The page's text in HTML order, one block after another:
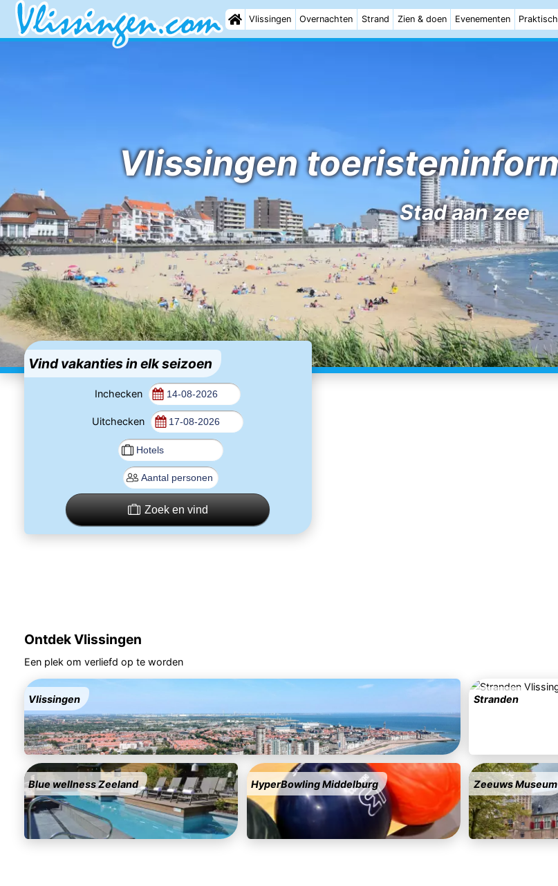
Vlissingen Overnachten Strand Zien & doen Evenementen Praktisch
Vlissingen
Stad aan zee
Vind vakanties in elk seizoen
Inchecken
Uitchecken
Zoek en vind
Ontdek Vlissingen
Een plek om verliefd op te worden
Vlissingen Stranden
Blue wellness Zeeland HyperBowling Middelburg Zeeuws Museum